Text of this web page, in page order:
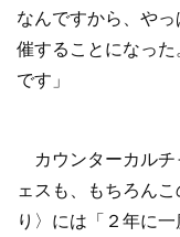
なんですから、や
催することになっ
です」
カウンターカルチ
ェスも、もちろん
り〉には「２年に